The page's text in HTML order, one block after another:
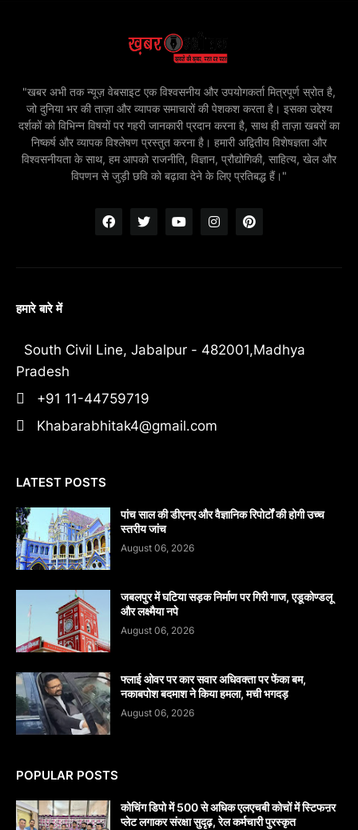
"खबर अभी तक न्यूज़ वेबसाइट एक विश्वसनीय और उपयोगकर्ता मित्रपूर्ण स्रोत है,
जो दुनिया भर की ताज़ा और व्यापक समाचारों की पेशकश करता है। इसका उद्देश्य
दर्शकों को विभिन्न विषयों पर गहरी जानकारी प्रदान करना है, साथ ही ताज़ा खबरों का
निष्कर्ष और व्यापक विश्लेषण प्रस्तुत करना है। हमारी अद्वितीय विशेषज्ञता और
विश्वसनीयता के साथ, हम आपको राजनीति, विज्ञान, प्रौद्योगिकी, साहित्य, खेल और
विपणन से जुड़ी छवि को बढ़ावा देने के लिए प्रतिबद्ध हैं।"
हमारे बारे में
South Civil Line, Jabalpur - 482001,Madhya
Pradesh
+91 11-44759719
Khabarabhitak4@gmail.com
LATEST POSTS
पांच साल की डीएनए और वैज्ञानिक रिपोर्टों की होगी उच्च
स्तरीय जांच
August 06, 2026
जबलपुर में घटिया सड़क निर्माण पर गिरी गाज, एडूकोण्डलू
और लक्ष्मैया नपे
August 06, 2026
फ्लाई ओवर पर कार सवार अधिवक्ता पर फेंका बम,
नकाबपोश बदमाश ने किया हमला, मची भगदड़
August 06, 2026
POPULAR POSTS
कोचिंग डिपो में 500 से अधिक एलएचबी कोचों में स्टिफऩर
प्लेट लगाकर संरक्षा सुदृढ़, रेल कर्मचारी पुरस्कृत